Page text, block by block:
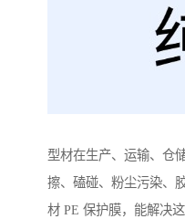
型材在生产、运输、仓
擦、磕碰、粉尘污染、
材 PE 保护膜，能解决